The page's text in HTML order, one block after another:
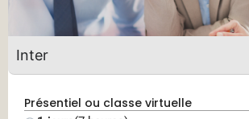
Inter
Présentiel ou classe virtuelle